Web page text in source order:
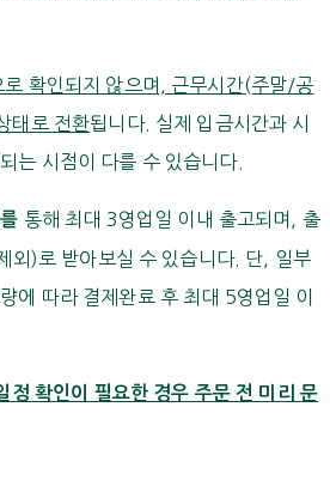
로 확인되지 않으며, 근무시간(주말/공
태로 전환됩니다. 실제 입금시간과 시
는 시점이 다를 수 있습니다.
통해 최대 3영업일 이내 출고되며, 출
외)로 받아보실 수 있습니다. 단, 일부
에 따라 결제완료 후 최대 5영업일 이
정 확인이 필요한 경우 주문 전 미리 문